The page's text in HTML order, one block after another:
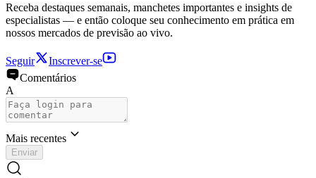
Receba destaques semanais, manchetes importantes e insights de
especialistas — e então coloque seu conhecimento em prática em
nossos mercados de previsão ao vivo.
Seguir
Inscrever-se
Comentários
A
Mais recentes
Enviar